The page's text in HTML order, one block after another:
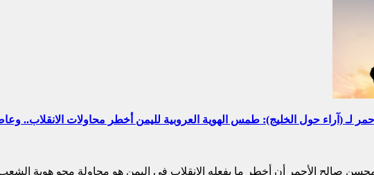
لـ (آراء حول الخليج): طمس الهوية العروبية لليمن أخطر محاولات الانقلاب..
صالح الأحمر أن أخطر ما يفعله الانقلاب في اليمن هو محاولة محو هوية